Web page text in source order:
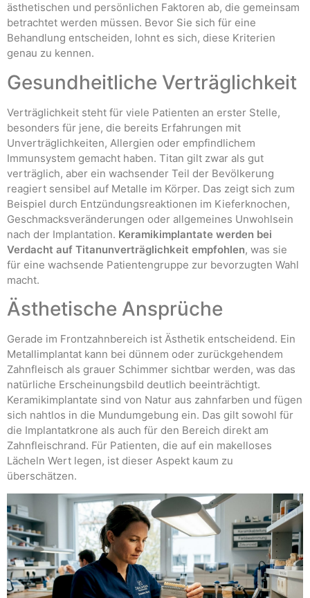
ästhetischen und persönlichen Faktoren ab, die gemeinsam
betrachtet werden müssen. Bevor Sie sich für eine
Behandlung entscheiden, lohnt es sich, diese Kriterien
genau zu kennen.
Gesundheitliche Verträglichkeit
Verträglichkeit steht für viele Patienten an erster Stelle,
besonders für jene, die bereits Erfahrungen mit
Unverträglichkeiten, Allergien oder empfindlichem
Immunsystem gemacht haben. Titan gilt zwar als gut
verträglich, aber ein wachsender Teil der Bevölkerung
reagiert sensibel auf Metalle im Körper. Das zeigt sich zum
Beispiel durch Entzündungsreaktionen im Kieferknochen,
Geschmacksveränderungen oder allgemeines Unwohlsein
nach der Implantation. Keramikimplantate werden bei
Verdacht auf Titanunverträglichkeit empfohlen, was sie
für eine wachsende Patientengruppe zur bevorzugten Wahl
macht.
Ästhetische Ansprüche
Gerade im Frontzahnbereich ist Ästhetik entscheidend. Ein
Metallimplantat kann bei dünnem oder zurückgehendem
Zahnfleisch als grauer Schimmer sichtbar werden, was das
natürliche Erscheinungsbild deutlich beeinträchtigt.
Keramikimplantate sind von Natur aus zahnfarben und fügen
sich nahtlos in die Mundumgebung ein. Das gilt sowohl für
die Implantatkrone als auch für den Bereich direkt am
Zahnfleischrand. Für Patienten, die auf ein makelloses
Lächeln Wert legen, ist dieser Aspekt kaum zu
überschätzen.